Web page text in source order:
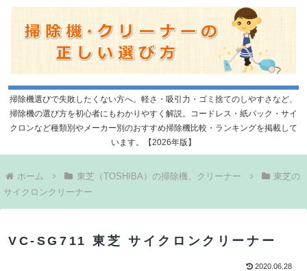
掃除機選びで失敗したくない方へ。軽さ・吸引力・ゴミ捨てのしやすさなど、
掃除機の選び方を初心者にもわかりやすく解説。コードレス・紙パック・サイ
クロンなど種類別やメーカー別のおすすめ掃除機比較・ランキングを掲載して
います。【2026年版】
ホーム 東芝（TOSHIBA）の掃除機、クリーナー
東芝の
サイクロンクリーナー
VC-SG711 東芝 サイクロンクリーナー
2020.06.28